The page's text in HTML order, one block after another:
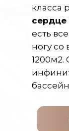
класса
есть
ногу
бассейн